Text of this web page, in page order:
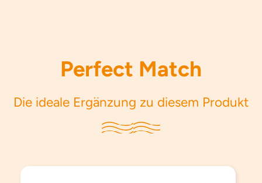
Perfect Match
Die ideale Ergänzung zu diesem Produkt